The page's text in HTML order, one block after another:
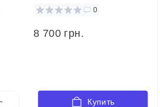
0
8 700 грн.
Купить